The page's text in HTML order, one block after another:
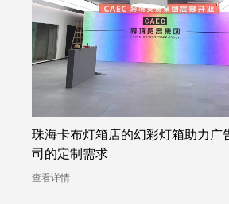
吸睛无比的广州双面卡布灯箱厂
幻彩灯箱案例分析
查看详情